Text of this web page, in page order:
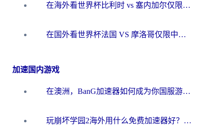
在海外看世界杯比利时 vs 塞内加尔仅限中国大陆？我找到了最流畅的中文解说之路
在国外看世界杯法国 VS 摩洛哥仅限中国大陆？海外党这样看中文解说赛事不卡顿
加速国内游戏
在澳洲，BanG加速器如何成为你国服游戏的“时光机”？
玩崩坏学园2海外用什么免费加速器好？2026海外党亲测国服游戏加速指南